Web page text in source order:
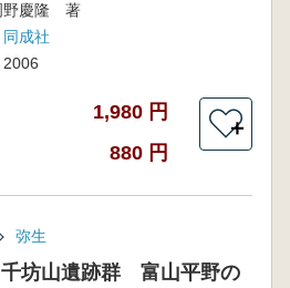
野慶隆 著
同成社
2006
1,980 円
880 円
＋
弥生
坊山遺跡群 富山平野の